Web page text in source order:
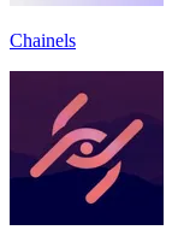
Chainels